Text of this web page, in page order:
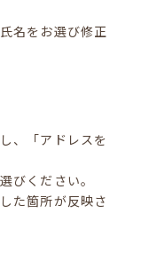
名をお選び修正
、「アドレスを
びください。
た箇所が反映さ